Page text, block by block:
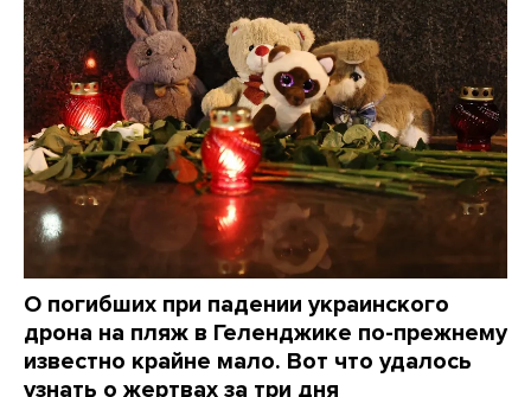
О погибших при падении украинского
дрона на пляж в Геленджике по-прежнему
известно крайне мало. Вот что удалось
узнать о жертвах за три дня